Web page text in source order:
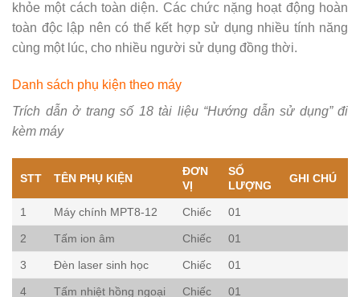
khỏe một cách toàn diện. Các chức nặng hoạt động hoàn
toàn độc lập nên có thể kết hợp sử dụng nhiều tính năng
cùng một lúc, cho nhiều người sử dụng đồng thời.
Danh sách phụ kiện theo máy
Trích dẫn ở trang số 18 tài liệu “Hướng dẫn sử dụng” đi
kèm máy
STT TÊN PHỤ KIỆN
ĐƠN
VỊ
SỐ
LƯỢNG
GHI CHÚ
1 Máy chính MPT8-12 Chiếc 01
2 Tấm ion âm Chiếc 01
3 Đèn laser sinh học Chiếc 01
4 Tấm nhiệt hồng ngoại Chiếc 01